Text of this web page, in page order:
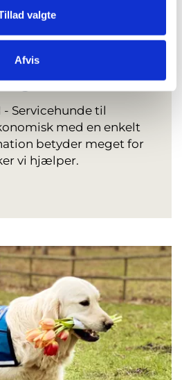
valgte
Afvis
- Servicehunde til
med en enkelt
betyder meget for
vi hjælper.